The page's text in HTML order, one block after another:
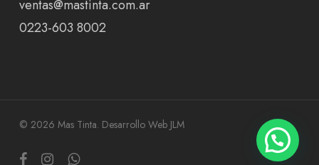
ventas@mastinta.com.ar
0223-603 8002
© 2026 Mas Tinta. Desarrollo Web JLM
facebookinstagramwhatsapp